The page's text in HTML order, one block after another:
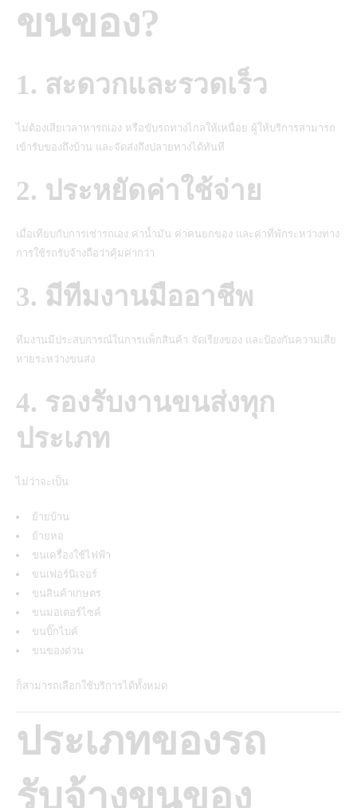
ขนของ?
1. สะดวกและรวดเร็ว
ไม่ต้องเสียเวลาหารถเอง หรือขับรถทางไกลให้เหนื่อย ผู้ให้บริการสามารถ
เข้ารับของถึงบ้าน และจัดส่งถึงปลายทางได้ทันที
2. ประหยัดค่าใช้จ่าย
เมื่อเทียบกับการเช่ารถเอง ค่าน้ำมัน ค่าคนยกของ และค่าที่พักระหว่างทาง
การใช้รถรับจ้างถือว่าคุ้มค่ากว่า
3. มีทีมงานมืออาชีพ
ทีมงานมีประสบการณ์ในการแพ็กสินค้า จัดเรียงของ และป้องกันความเสีย
หายระหว่างขนส่ง
4. รองรับงานขนส่งทุก
ประเภท
ไม่ว่าจะเป็น
ย้ายบ้าน
ย้ายหอ
ขนเครื่องใช้ไฟฟ้า
ขนเฟอร์นิเจอร์
ขนสินค้าเกษตร
ขนมอเตอร์ไซค์
ขนบิ๊กไบค์
ขนของด่วน
ก็สามารถเลือกใช้บริการได้ทั้งหมด
ประเภทของรถ
รับจ้างขนของ